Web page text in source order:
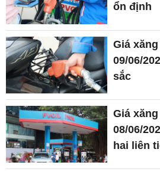
ổn định
Giá
09/06/
sắc
Giá
08/06/
hai liên